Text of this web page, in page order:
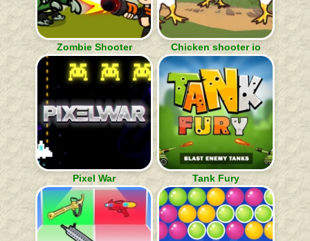
Zombie Shooter Chicken shooter io
Pixel War Tank Fury